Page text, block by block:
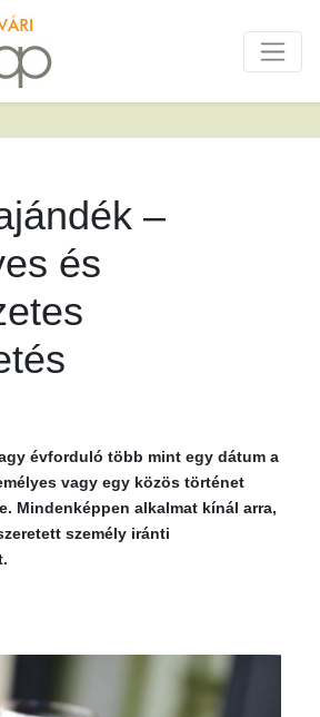
–
és
évforduló több mint egy dátum a
vagy egy közös történet
Mindenképpen alkalmat kínál arra,
személy iránti